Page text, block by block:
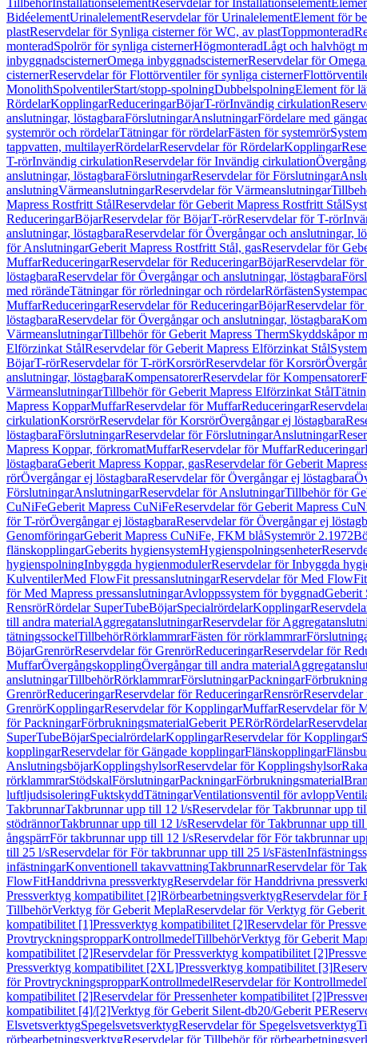
TillbehörInstallationselementReservdelar för Installationselement
BidéelementUrinalelementReservdelar för UrinalelementElement för
plastReservdelar för Synliga cisterner för WC, av plastToppmonterad
monteradSpolrör för synliga cisternerHögmonteradLågt och halvhögt
inbyggnadscisternerOmega inbyggnadscisternerReservdelar för
cisternerReservdelar för Flottörventiler för synliga cisterner
MonolithSpolventilerStart/stopp-spolningDubbelspolningElement för
RördelarKopplingarReduceringarBöjarT-rörInvändig cirkulation
anslutningar, löstagbaraFörslutningarAnslutningarFördelare med
systemrör och rördelarTätningar för rördelarFästen för systemrör
tappvatten, multilayerRördelarReservdelar för RördelarKopplingar
T-rörInvändig cirkulationReservdelar för Invändig cirkulation
anslutningar, löstagbaraFörslutningarReservdelar för Förslutningar
anslutningVärmeanslutningarReservdelar för Värmeanslutningar
Mapress Rostfritt StålReservdelar för Geberit Mapress Rostfritt Stål
ReduceringarBöjarReservdelar för BöjarT-rörReservdelar för T-rör
anslutningar, löstagbaraReservdelar för Övergångar och anslutningar,
för AnslutningarGeberit Mapress Rostfritt Stål, gasReservdelar för
MuffarReduceringarReservdelar för ReduceringarBöjarReservdelar
löstagbaraReservdelar för Övergångar och anslutningar, löstagbara
med rörändeTätningar för rörledningar och rördelarRörfästen
MuffarReduceringarReservdelar för ReduceringarBöjarReservdelar
löstagbaraReservdelar för Övergångar och anslutningar, löstagbara
VärmeanslutningarTillbehör för Geberit Mapress ThermSkyddskåpor
Elförzinkat StålReservdelar för Geberit Mapress Elförzinkat Stål
BöjarT-rörReservdelar för T-rörKorsrörReservdelar för Korsrör
anslutningar, löstagbaraKompensatorerReservdelar för Kompensatorer
VärmeanslutningarTillbehör för Geberit Mapress Elförzinkat Stål
Mapress KopparMuffarReservdelar för MuffarReduceringar
cirkulationKorsrörReservdelar för KorsrörÖvergångar ej löstagbara
löstagbaraFörslutningarReservdelar för FörslutningarAnslutningar
Mapress Koppar, förkromatMuffarReservdelar för MuffarReduceringar
löstagbaraGeberit Mapress Koppar, gasReservdelar för Geberit
rörÖvergångar ej löstagbaraReservdelar för Övergångar ej löstagbara
FörslutningarAnslutningarReservdelar för AnslutningarTillbehör för
CuNiFeGeberit Mapress CuNiFeReservdelar för Geberit Mapress
för T-rörÖvergångar ej löstagbaraReservdelar för Övergångar ej
GenomföringarGeberit Mapress CuNiFe, FKM blåSystemrör 2.1972
flänskopplingarGeberits hygiensystemHygienspolningsenheter
hygienspolningInbyggda hygienmodulerReservdelar för Inbyggda
KulventilerMed FlowFit pressanslutningarReservdelar för Med
för Med Mapress pressanslutningarAvloppssystem för byggnadGeberit
RensrörRördelar SuperTubeBöjarSpecialrördelarKopplingar
till andra materialAggregatanslutningarReservdelar för
tätningssockelTillbehörRörklammrarFästen för rörklammrar
BöjarGrenrörReservdelar för GrenrörReduceringarReservdelar för
MuffarÖvergångskopplingÖvergångar till andra material
anslutningarTillbehörRörklammrarFörslutningarPackningar
GrenrörReduceringarReservdelar för ReduceringarRensrör
GrenrörKopplingarReservdelar för KopplingarMuffarReservdelar för
för PackningarFörbrukningsmaterialGeberit PERörRördelar
SuperTubeBöjarSpecialrördelarKopplingarReservdelar för Kopplingar
kopplingarReservdelar för Gängade kopplingarFlänskopplingar
AnslutningsböjarKopplingshylsorReservdelar för Kopplingshylsor
rörklammrarStödskalFörslutningarPackningarFörbrukningsmaterial
luftljudsisoleringFuktskyddTätningarVentilationsventil för avlopp
TakbrunnarTakbrunnar upp till 12 l/sReservdelar för Takbrunnar upp
stödrännorTakbrunnar upp till 12 l/sReservdelar för Takbrunnar upp till
ångspärrFör takbrunnar upp till 12 l/sReservdelar för För takbrunnar
till 25 l/sReservdelar för För takbrunnar upp till 25 l/sFästen
infästningarKonventionell takavvattningTakbrunnarReservdelar för
FlowFitHanddrivna pressverktygReservdelar för Handdrivna
Pressverktyg kompatibilitet [2]RörbearbetningsverktygReservdelar för
TillbehörVerktyg för Geberit MeplaReservdelar för Verktyg för
kompatibilitet [1]Pressverktyg kompatibilitet [2]Reservdelar för
ProvtryckningspropparKontrollmedelTillbehörVerktyg för Geberit
kompatibilitet [2]Reservdelar för Pressverktyg kompatibilitet [2]
Pressverktyg kompatibilitet [2XL]Pressverktyg kompatibilitet [3]
för ProvtryckningspropparKontrollmedelReservdelar för Kontrollmedel
kompatibilitet [2]Reservdelar för Pressenheter kompatibilitet [2]
kompatibilitet [4]/[2]Verktyg för Geberit Silent-db20/Geberit PE
ElsvetsverktygSpegelsvetsverktygReservdelar för Spegelsvetsverktyg
rörbearbetningsverktygReservdelar för Tillbehör för